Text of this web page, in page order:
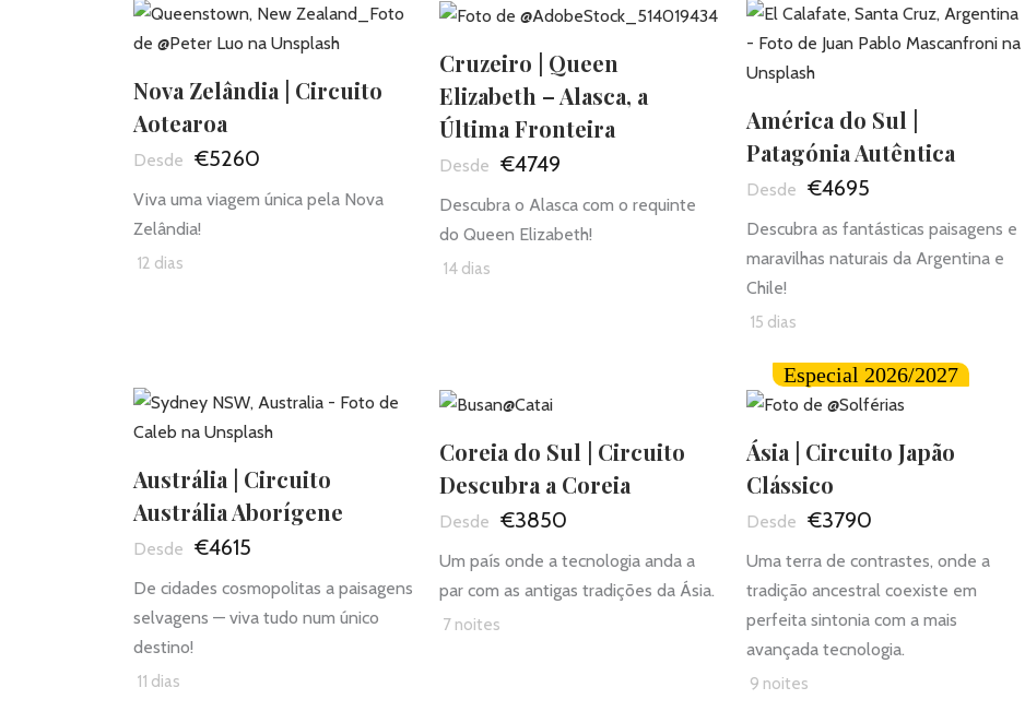
Nova Zelândia | Circuito
Aotearoa
€5260
Viva uma viagem única pela Nova
Zelândia!
12 dias
Cruzeiro | Queen
Elizabeth – Alasca, a
Última Fronteira
€4749
Descubra o Alasca com o requinte
do Queen Elizabeth!
14 dias
América do Sul |
Patagónia Autêntica
€4695
Descubra as fantásticas paisagens e
maravilhas naturais da Argentina e
Chile!
15 dias
Austrália | Circuito
Austrália Aborígene
€4615
De cidades cosmopolitas a paisagens
selvagens — viva tudo num único
destino!
11 dias
Coreia do Sul | Circuito
Descubra a Coreia
€3850
Um país onde a tecnologia anda a
par com as antigas tradições da Ásia.
7 noites
Especial 2026/2027
Ásia | Circuito Japão
Clássico
€3790
Uma terra de contrastes, onde a
tradição ancestral coexiste em
perfeita sintonia com a mais
avançada tecnologia.
9 noites